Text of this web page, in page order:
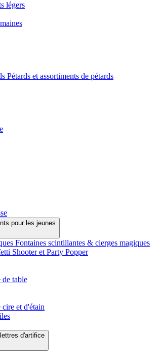
légers
Pétards et assortiments de pétards
pour les jeunes
Fontaines scintillantes & cierges magiques
Shooter et Party Popper
de table
et d'étain
d'artifice